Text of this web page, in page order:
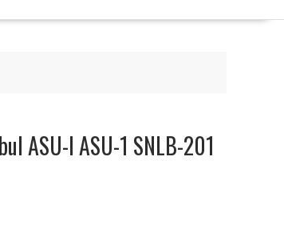
ASU-I ASU-1 SNLB-201